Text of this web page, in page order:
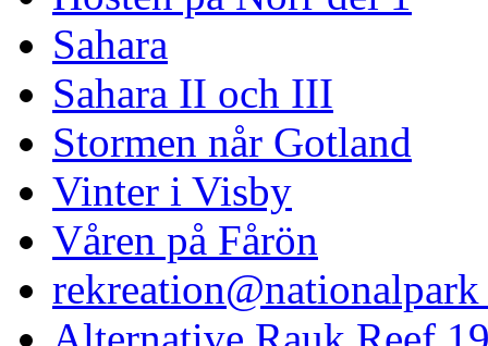
Sahara
Sahara II och III
Stormen når Gotland
Vinter i Visby
Våren på Fårön
rekreation@nationalpark